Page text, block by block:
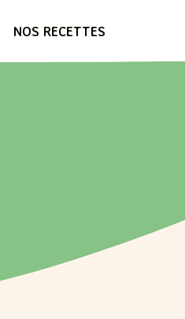
NOS RECETTES